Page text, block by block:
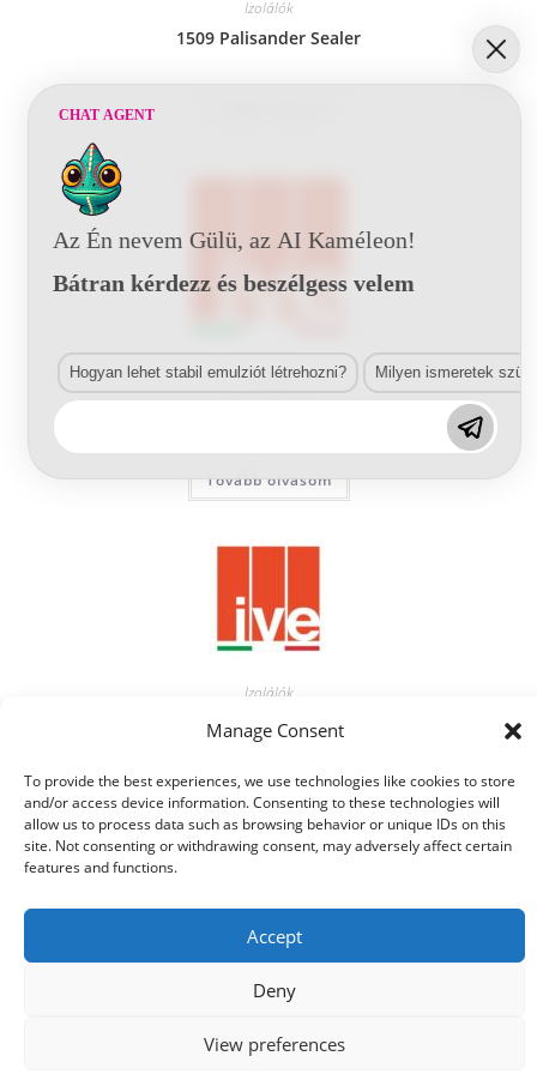
Manage Consent
To provide the best experiences, we use technologies like cookies to store
and/or access device information. Consenting to these technologies will
allow us to process data such as browsing behavior or unique IDs on this
site. Not consenting or withdrawing consent, may adversely affect certain
features and functions.
Accept
Deny
View preferences
Izolálók
1509 Palisander Sealer
Izolálók
Tovább olvasom
Izolálók
8957 Isolante Effetto Naturale
Tovább olvasom
reserved.
CHAT AGENT
Az Én nevem Gülü, az AI Kaméleon!
Bátran kérdezz és beszélgess velem
Hogyan lehet stabil emulziót létrehozni? Milyen ismeretek